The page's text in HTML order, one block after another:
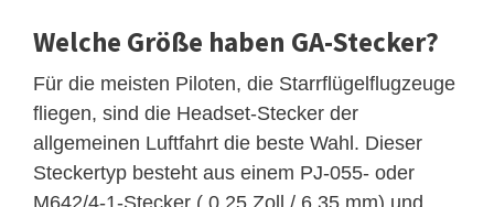
Welche Größe haben GA-Stecker?
Für die meisten Piloten, die Starrflügelflugzeuge
fliegen, sind die Headset-Stecker der
allgemeinen Luftfahrt die beste Wahl. Dieser
Steckertyp besteht aus einem PJ-055- oder
M642/4-1-Stecker ( 0,25 Zoll / 6,35 mm) und